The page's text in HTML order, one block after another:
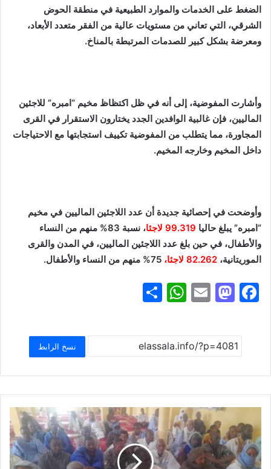
الضغط على الخدمات والموارد الطبيعية في منطقة الحوض
الشرقي، التي تعاني من مستويات عالية من الفقر متعدد الأبعاد،
ومعرضة بشكل كبير للصدمات المرتبطة بالمناخ.
وأشارت المفوضية، إلى أنه في ظل اكتظاظ مخيم “امبره” للاجئين
الماليين، فإن غالبية الوافدين الجدد يختارون الاستقرار في القرى
المجاورة، مما يتطلب من المفوضية تكييف استجابتها مع الاحتياجات
داخل المخيم وخارجه المخيم.
وأوضحت في إحصائية جديدة أن عدد اللاجئين الماليين في مخيم
“امبره” يبلغ حاليا
، نسبة 83% منهم من النساء
والأطفال، في حين بلغ عدد اللاجئين الماليين، في المدن والقرى
الموريتانية،
F
c
e
b
o
o
k
M
st
o
d
o
n
E
ai
l
W
at
s
A
p
p
ar
e
نسخ الرابط